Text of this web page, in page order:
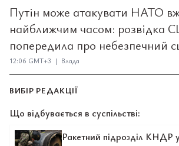
Путін може атакувати НАТО
найближчим часом: розвідка
попередила про небезпечний
12:06 GMT+3 | Влада
ВИБІР РЕДАКЦІЇ
Що відбувається в суспільстві:
Ракетний підрозділ КНДР